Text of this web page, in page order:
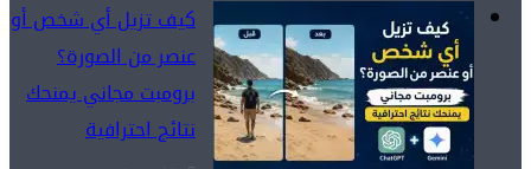
كيف تزيل أي شخص أو
عنصر من الصورة؟
برومبت مجاني يمنحك
نتائج احترافية